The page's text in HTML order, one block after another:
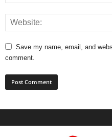
Save my name, email, and
comment.